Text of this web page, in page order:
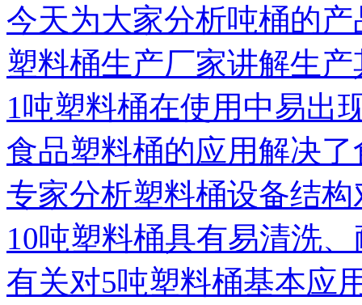
今天为大家分析吨桶的
塑料桶生产厂家讲解生产
1吨塑料桶在使用中易出
食品塑料桶的应用解决
专家分析塑料桶设备结
10吨塑料桶具有易清洗
有关对5吨塑料桶基本应